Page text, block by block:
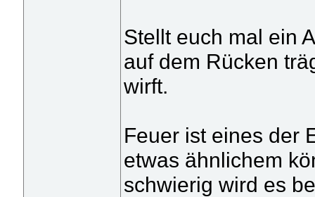
Stellt euch mal ein
auf dem Rücken
wirft.
Feuer ist eines der
etwas ähnlichem
schwierig wird es